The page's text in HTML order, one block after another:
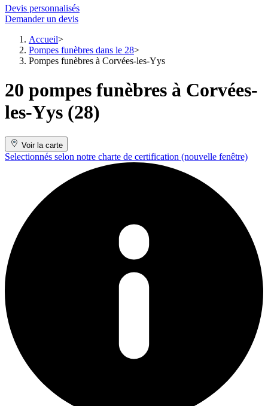
Devis personnalisés
Demander un devis
Accueil
Pompes funèbres dans le 28
Pompes funèbres à Corvées-les-Yys
20 pompes funèbres à Corvées-
les-Yys (28)
Voir la carte
Selectionnés selon notre charte de certification (nouvelle fenêtre)